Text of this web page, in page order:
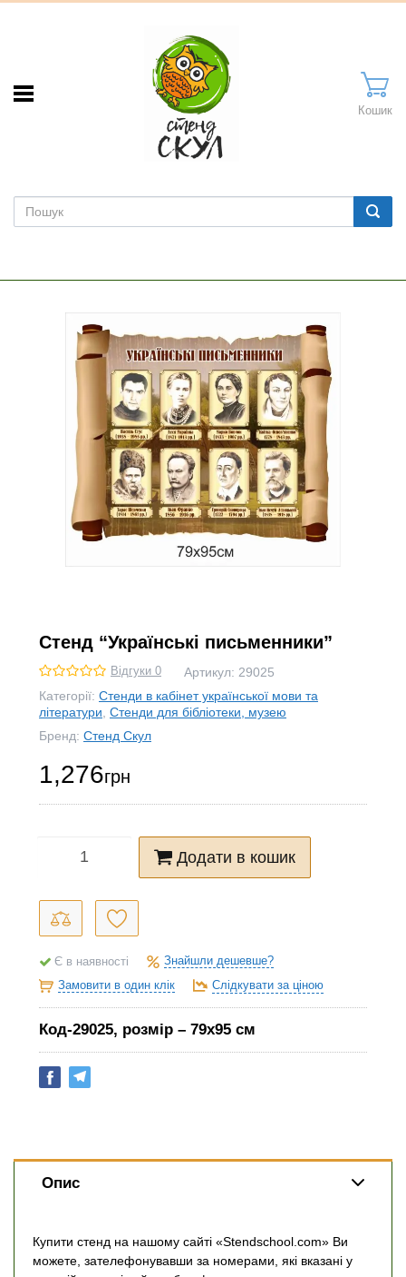
Кошик
Стенд “Українські письменники”
Відгуки 0 Артикул: 29025
Категорії: Стенди в кабінет української мови та
літератури Стенди для бібліотеки, музею
Бренд: Стенд Скул
1,276грн
Додати в кошик
Є в наявності
Знайшли дешевше?
Замовити в один клік
Слідкувати за ціною
Код-29025, розмір – 79х95 см
Опис
Купити стенд на нашому сайті «Stendschool.com» Ви
можете, зателефонувавши за номерами, які вказані у